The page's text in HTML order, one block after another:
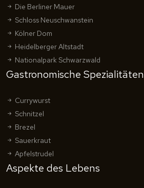
Die Berliner Mauer
Schloss Neuschwanstein
Kölner Dom
Heidelberger Altstadt
Nationalpark Schwarzwald
Gastronomische Spezialitäten
Currywurst
Schnitzel
Brezel
Sauerkraut
Apfelstrudel
Aspekte des Lebens